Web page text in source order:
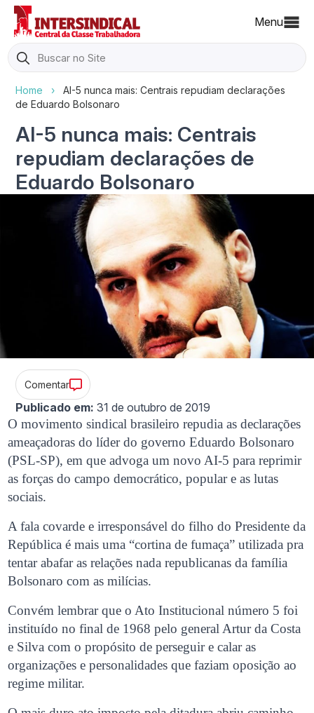
Menu
Search
for:
Home ›
AI-5 nunca mais: Centrais repudiam declarações
de Eduardo Bolsonaro
AI-5 nunca mais: Centrais
repudiam declarações de
Eduardo Bolsonaro
Comentar
Publicado em: 31 de outubro de 2019
O movimento sindical brasileiro repudia as declarações
ameaçadoras do líder do governo Eduardo Bolsonaro
(PSL-SP),em que advoga um novo AI-5 para reprimir
as forças do campo democrático, popular e as lutas
sociais.
A fala covarde e irresponsável do filho do Presidente da
República é mais uma “cortina de fumaça” utilizada pra
tentar abafar as relações nada republicanas da família
Bolsonaro com as milícias.
Convém lembrar que o Ato Institucional número 5 foi
instituído no final de 1968 pelo general Artur da Costa
e Silva com o propósito de perseguir e calar as
organizações e personalidades que faziam oposição ao
regime militar.